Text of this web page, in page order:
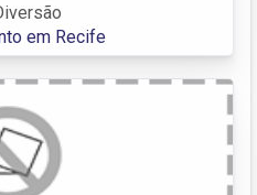
em Recife